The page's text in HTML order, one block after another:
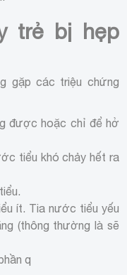
trẻ bị hẹp
gặp các triệu chứng
được hoặc chỉ để hở
tiểu khó chảy hết ra
ít. Tia nước tiểu yếu
(thông thường là sẽ
q